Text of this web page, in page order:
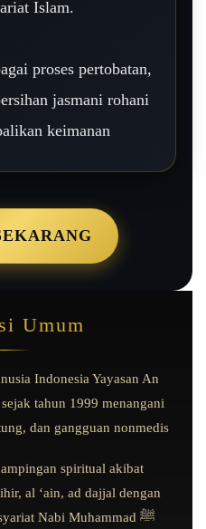
Islam.
proses pertobatan,
jasmani rohani
keimanan
Umum
Indonesia Yayasan An
tahun 1999 menangani
dan gangguan nonmedis
spiritual akibat
al ‘ain, ad dajjal dengan
pendekatan Islami sesuai syariat Nabi Muhammad ﷺ